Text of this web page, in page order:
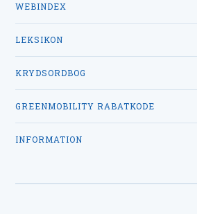
WEBINDEX
LEKSIKON
KRYDSORDBOG
GREENMOBILITY RABATKODE
INFORMATION